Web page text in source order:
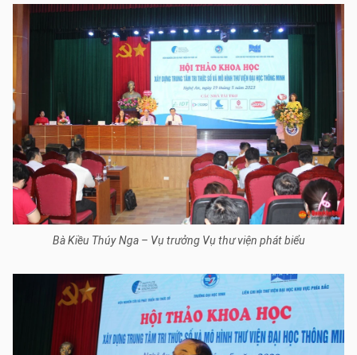
Bà Kiều Thúy Nga – Vụ trưởng Vụ thư viện phát biểu